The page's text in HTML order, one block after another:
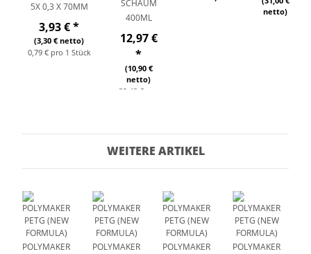
5X 0,3 X 70MM
3,93 €*
(3,30 € netto)
0,79 € pro 1 Stück
SCHAUM
400ML
12,97 €
*
(10,90 €
netto)
32,43 € pro
netto)
WEITERE ARTIKEL
POLYMAKER
POLYMAKER
POLYMAKER
POLYMAKER